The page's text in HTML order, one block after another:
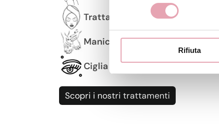
Rifiuta
Trattamenti Viso
Manicure e Pedicure
Ciglia e Sopracciglia
Scopri i nostri trattamenti